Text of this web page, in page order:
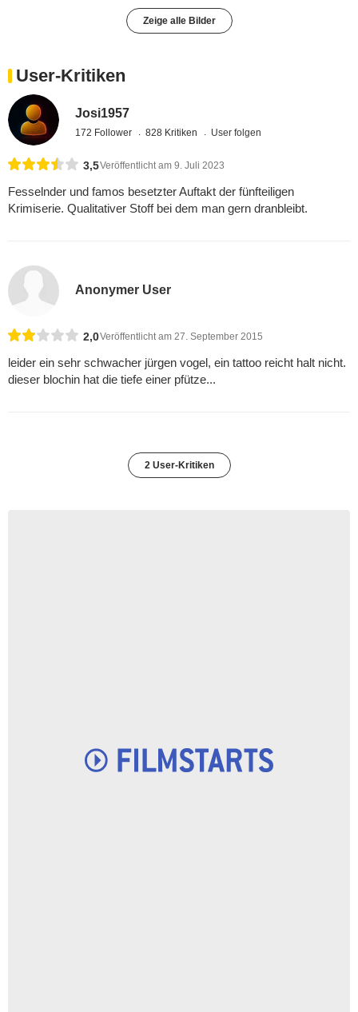
Zeige alle Bilder
User-Kritiken
Josi1957
172 Follower 828 Kritiken User folgen
3,5Veröffentlicht am 9. Juli 2023
Fesselnder und famos besetzter Auftakt der fünfteiligen
Krimiserie. Qualitativer Stoff bei dem man gern dranbleibt.
Anonymer User
2,0Veröffentlicht am 27. September 2015
leider ein sehr schwacher jürgen vogel, ein tattoo reicht halt nicht.
dieser blochin hat die tiefe einer pfütze...
2 User-Kritiken